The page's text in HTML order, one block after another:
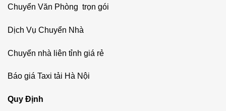
Chuyển Văn Phòng trọn gói
Dịch Vụ Chuyển Nhà
Chuyển nhà liên tỉnh giá rẻ
Báo giá Taxi tải Hà Nội
Quy Định